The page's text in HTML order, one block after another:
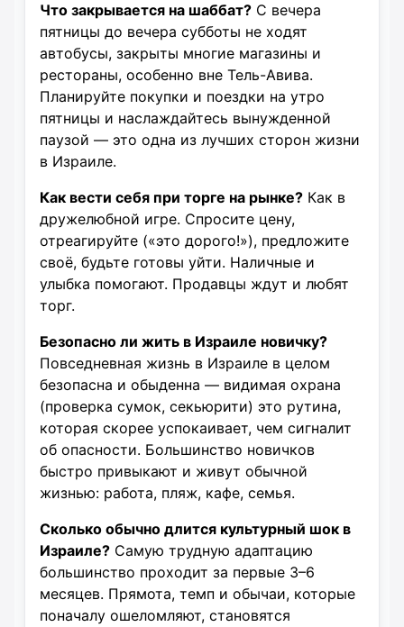
Что закрывается на шаббат? С вечера
пятницы до вечера субботы не ходят
автобусы, закрыты многие магазины и
рестораны, особенно вне Тель-Авива.
Планируйте покупки и поездки на утро
пятницы и наслаждайтесь вынужденной
паузой — это одна из лучших сторон жизни
в Израиле.
Как вести себя при торге на рынке? Как в
дружелюбной игре. Спросите цену,
отреагируйте («это дорого!»), предложите
своё, будьте готовы уйти. Наличные и
улыбка помогают. Продавцы ждут и любят
торг.
Безопасно ли жить в Израиле новичку?
Повседневная жизнь в Израиле в целом
безопасна и обыденна — видимая охрана
(проверка сумок, секьюрити) это рутина,
которая скорее успокаивает, чем сигналит
об опасности. Большинство новичков
быстро привыкают и живут обычной
жизнью: работа, пляж, кафе, семья.
Сколько обычно длится культурный шок в
Израиле? Самую трудную адаптацию
большинство проходит за первые 3–6
месяцев. Прямота, темп и обычаи, которые
поначалу ошеломляют, становятся